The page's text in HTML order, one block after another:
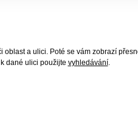
oblast a ulici. Poté se vám zobrazí
dané ulici použijte vyhledávání.